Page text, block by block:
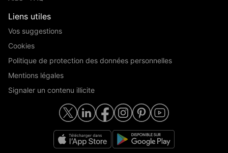
Liens utiles
Vos suggestions
Cookies
Politique de protection des données personnelles
Mentions légales
Signaler un contenu illicite